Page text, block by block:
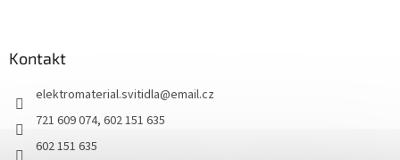
Kontakt
elektromaterial.svitidla@email.cz
721 609 074, 602 151 635
602 151 635